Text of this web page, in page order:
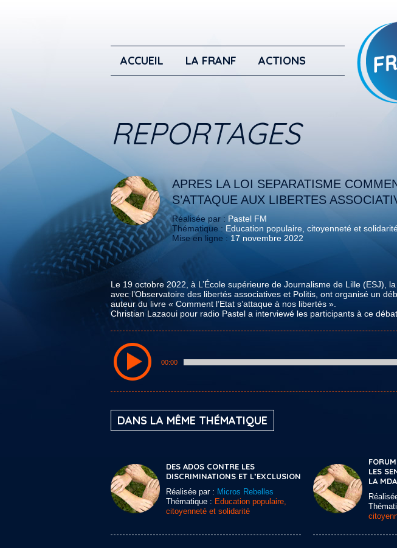
ACCUEIL LA FRANF ACTIONS
REPORTAGES
APRES LA LOI SEPARATISME
S’ATTAQUE AUX LIBERTES
Réalisée par : Pastel FM
Thématique : Education populaire, citoyenneté et
Mise en ligne : 17 novembre 2022
Le 19 octobre 2022, à L’École supérieure de Journalisme de Lille (ESJ),
avec l’Observatoire des libertés associatives et Politis, ont organisé un
auteur du livre « Comment l’Etat s’attaque à nos libertés ».
Christian Lazaoui pour radio Pastel a interviewé les participants à ce débat.
00:00
DANS LA MÊME THÉMATIQUE
DES ADOS CONTRE LES
DISCRIMINATIONS ET L’EXCLUSION
Réalisée par : Micros Rebelles
Thématique : Education populaire,
citoyenneté et solidarité
LES
LA